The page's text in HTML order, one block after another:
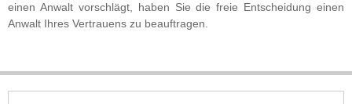
einen Anwalt vorschlägt, haben Sie die freie Entscheidung einen
Anwalt Ihres Vertrauens zu beauftragen.